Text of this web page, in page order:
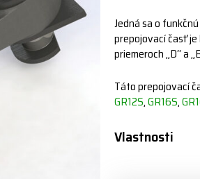
Jedná sa o
prepojovací časť
priemeroch „D“ a
Táto prepojovací
GR12S,GR16S,
Vlastnosti